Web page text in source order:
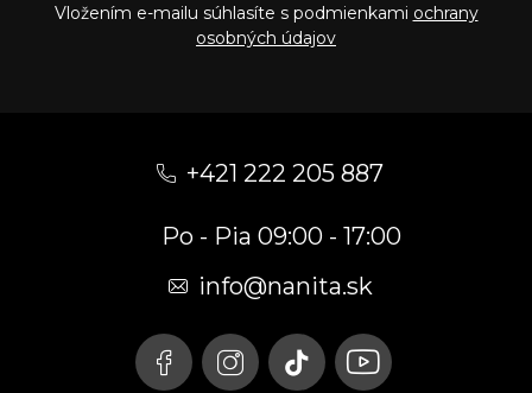
Vložením e-mailu súhlasíte s podmienkami ochrany
osobných údajov
+421 222 205 887
Po - Pia 09:00 - 17:00
info@nanita.sk